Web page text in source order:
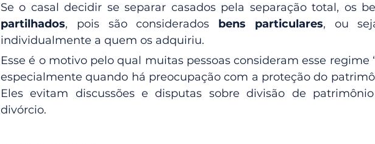
Se o casal decidir se separar casados pela separação total, os
partilhados, pois são considerados bens particulares, ou
individualmente a quem os adquiriu.
Esse é o motivo pelo qual muitas pessoas consideram esse regime
especialmente quando há preocupação com a proteção do
Eles evitam discussões e disputas sobre divisão de
divórcio.